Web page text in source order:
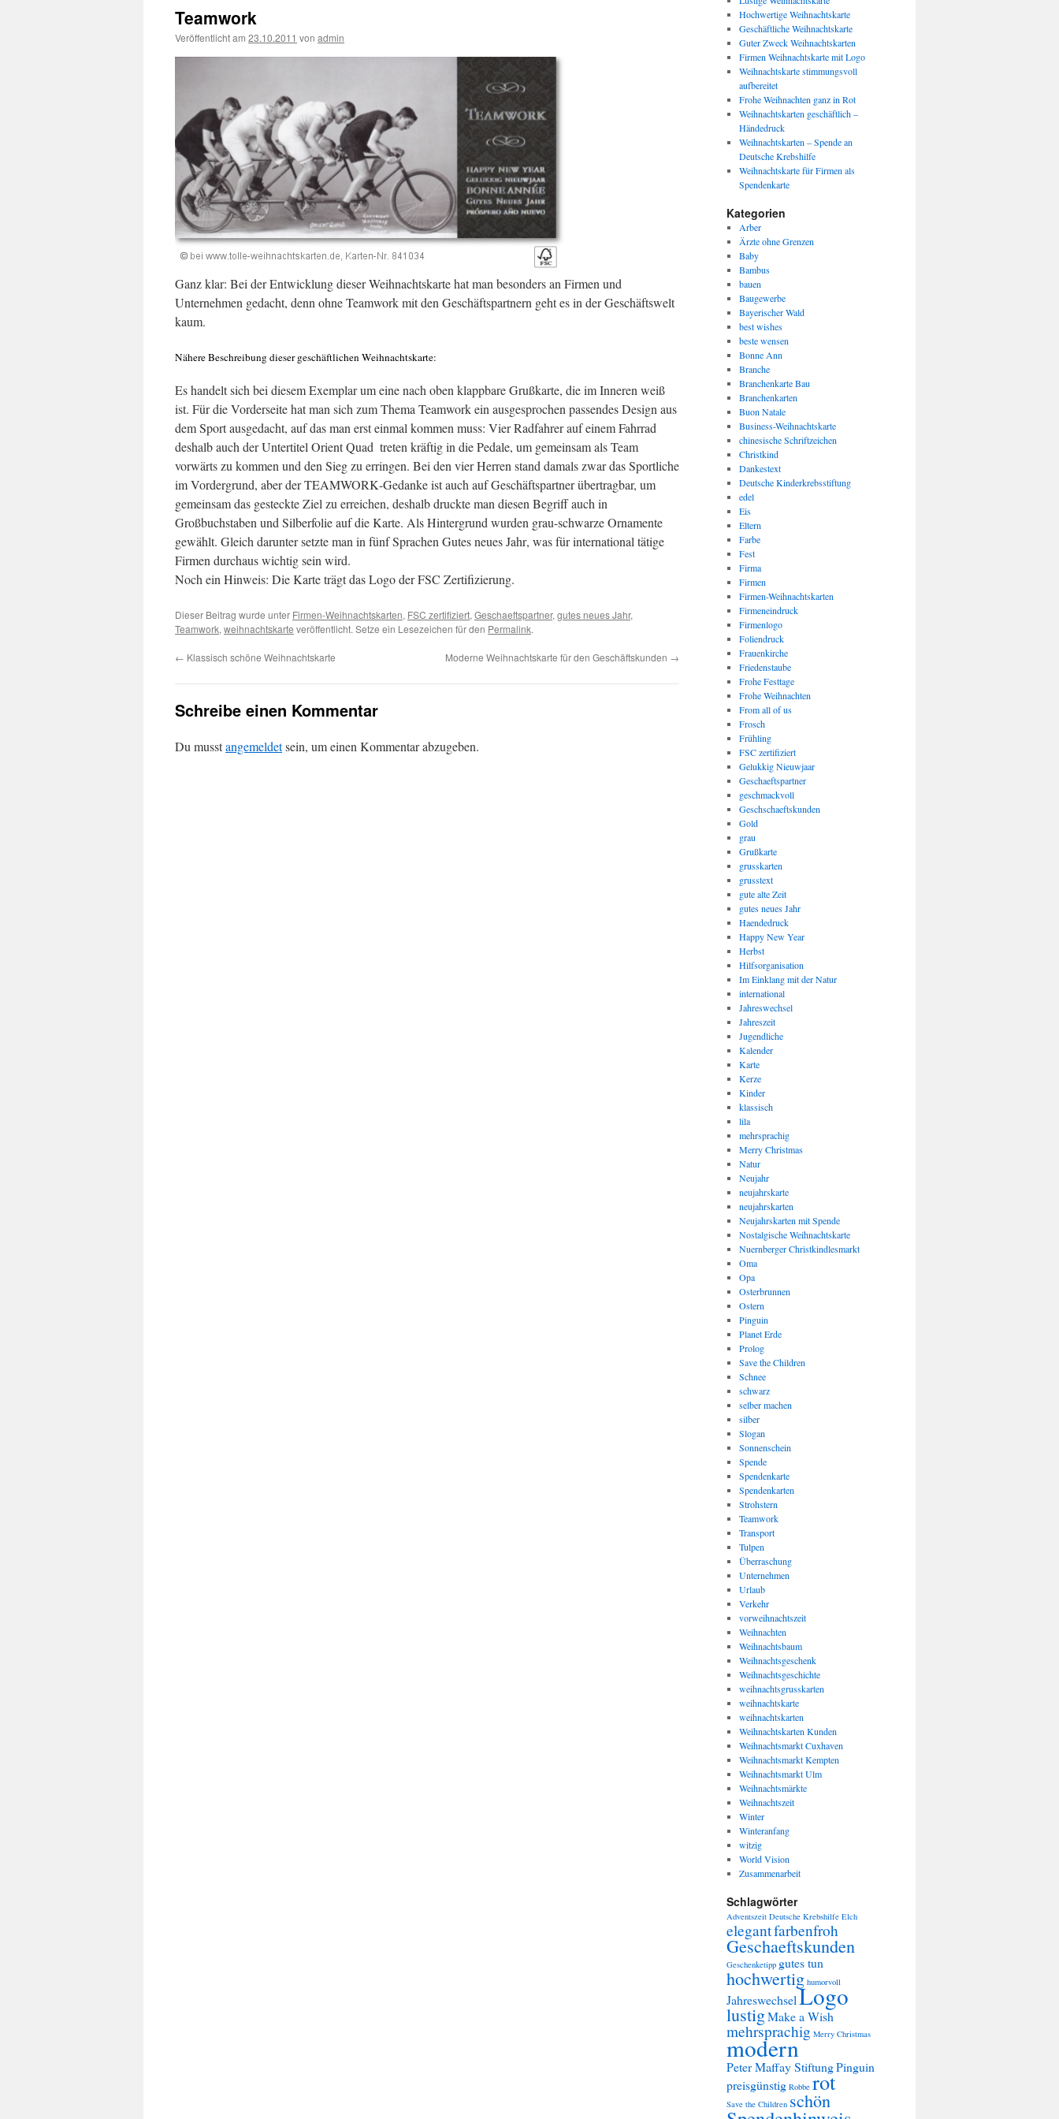
Teamwork
Veröffentlicht am 23.10.2011 von admin
Ganz klar: Bei der Entwicklung dieser Weihnachtskarte hat man besonders an Firmen und
Unternehmen gedacht, denn ohne Teamwork mit den Geschäftspartnern geht es in der Geschäftswelt
kaum.
Nähere Beschreibung dieser geschäftlichen Weihnachtskarte:
Es handelt sich bei diesem Exemplar um eine nach oben klappbare Grußkarte, die im Inneren weiß
ist. Für die Vorderseite hat man sich zum Thema Teamwork ein ausgesprochen passendes Design aus
dem Sport ausgedacht, auf das man erst einmal kommen muss: Vier Radfahrer auf einem Fahrrad 
deshalb auch der Untertitel Orient Quad  treten kräftig in die Pedale, um gemeinsam als Team
vorwärts zu kommen und den Sieg zu erringen. Bei den vier Herren stand damals zwar das Sportliche
im Vordergrund, aber der TEAMWORK-Gedanke ist auch auf Geschäftspartner übertragbar, um
gemeinsam das gesteckte Ziel zu erreichen, deshalb druckte man diesen Begriff auch in
Großbuchstaben und Silberfolie auf die Karte. Als Hintergrund wurden grau-schwarze Ornamente
gewählt. Gleich darunter setzte man in fünf Sprachen Gutes neues Jahr, was für international tätige
Firmen durchaus wichtig sein wird.
Noch ein Hinweis: Die Karte trägt das Logo der FSC Zertifizierung.
Dieser Beitrag wurde unter Firmen-Weihnachtskarten, FSC zertifiziert, Geschaeftspartner, gutes neues Jahr,
Teamwork, weihnachtskarte veröffentlicht. Setze ein Lesezeichen für den Permalink.
← Klassisch schöne Weihnachtskarte Moderne Weihnachtskarte für den Geschäftskunden →
Schreibe einen Kommentar
Du musstangemeldetsein, um einen Kommentar abzugeben.
Hochwertige Weihnachtskarte
Geschäftliche Weihnachtskarte
Guter Zweck Weihnachtskarten
Firmen Weihnachtskarte mit Logo
Weihnachtskarte stimmungsvoll
aufbereitet
Frohe Weihnachten ganz in Rot
Weihnachtskarten geschäftlich –
Händedruck
Weihnachtskarten – Spende an
Deutsche Krebshilfe
Weihnachtskarte für Firmen als
Spendenkarte
Kategorien
Arber
Ärzte ohne Grenzen
Baby
Bambus
bauen
Baugewerbe
Bayerischer Wald
best wishes
beste wensen
Bonne Ann
Branche
Branchenkarte Bau
Branchenkarten
Buon Natale
Business-Weihnachtskarte
chinesische Schriftzeichen
Christkind
Dankestext
Deutsche Kinderkrebsstiftung
edel
Eis
Eltern
Farbe
Fest
Firma
Firmen
Firmen-Weihnachtskarten
Firmeneindruck
Firmenlogo
Foliendruck
Frauenkirche
Friedenstaube
Frohe Festtage
Frohe Weihnachten
From all of us
Frosch
Frühling
FSC zertifiziert
Gelukkig Nieuwjaar
Geschaeftspartner
geschmackvoll
Geschschaeftskunden
Gold
grau
Grußkarte
grusskarten
grusstext
gute alte Zeit
gutes neues Jahr
Haendedruck
Happy New Year
Herbst
Hilfsorganisation
Im Einklang mit der Natur
international
Jahreswechsel
Jahreszeit
Jugendliche
Kalender
Karte
Kerze
Kinder
klassisch
lila
mehrsprachig
Merry Christmas
Natur
Neujahr
neujahrskarte
neujahrskarten
Neujahrskarten mit Spende
Nostalgische Weihnachtskarte
Nuernberger Christkindlesmarkt
Oma
Opa
Osterbrunnen
Ostern
Pinguin
Planet Erde
Prolog
Save the Children
Schnee
schwarz
selber machen
silber
Slogan
Sonnenschein
Spende
Spendenkarte
Spendenkarten
Strohstern
Teamwork
Transport
Tulpen
Überraschung
Unternehmen
Urlaub
Verkehr
vorweihnachtszeit
Weihnachten
Weihnachtsbaum
Weihnachtsgeschenk
Weihnachtsgeschichte
weihnachtsgrusskarten
weihnachtskarte
weihnachtskarten
Weihnachtskarten Kunden
Weihnachtsmarkt Cuxhaven
Weihnachtsmarkt Kempten
Weihnachtsmarkt Ulm
Weihnachtsmärkte
Weihnachtszeit
Winter
Winteranfang
witzig
World Vision
Zusammenarbeit
Schlagwörter
Adventszeit Deutsche Krebshilfe Elch
elegantfarbenfroh
Geschaeftskunden
Geschenketipp gutes tun
hochwertig humorvoll
JahreswechselLogo
lustigMake a Wish
mehrsprachig Merry Christmas
modern
Peter Maffay StiftungPinguin
preisgünstig Robbe rot
Save the Children schön